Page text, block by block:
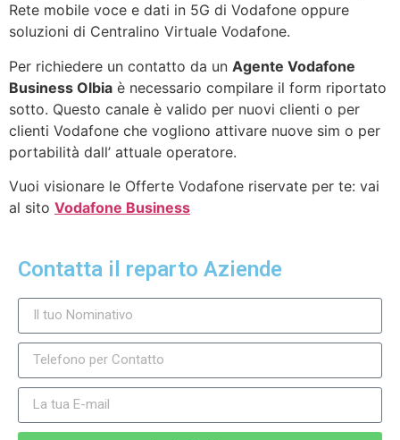
Rete mobile voce e dati in 5G di Vodafone oppure
soluzioni di Centralino Virtuale Vodafone.
Per richiedere un contatto da un Agente Vodafone
Business Olbia è necessario compilare il form riportato
sotto. Questo canale è valido per nuovi clienti o per
clienti Vodafone che vogliono attivare nuove sim o per
portabilità dall’ attuale operatore.
Vuoi visionare le Offerte Vodafone riservate per te: vai
al sito Vodafone Business
Contatta il reparto Aziende